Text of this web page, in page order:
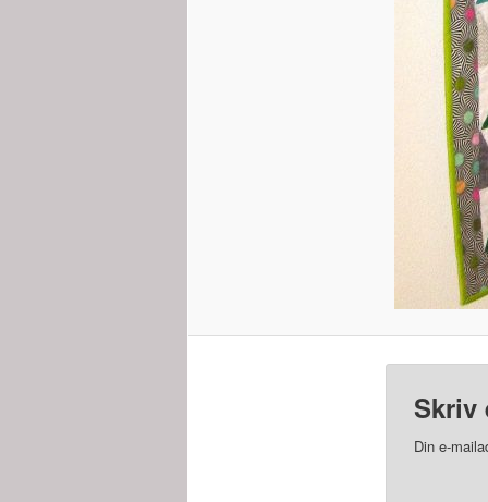
Skriv
Din e-